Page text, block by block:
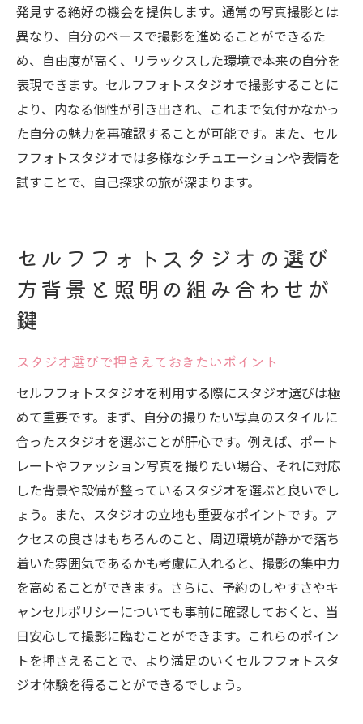
発見する絶好の機会を提供します。通常の写真撮影とは
異なり、自分のペースで撮影を進めることができるた
め、自由度が高く、リラックスした環境で本来の自分を
表現できます。セルフフォトスタジオで撮影することに
より、内なる個性が引き出され、これまで気付かなかっ
た自分の魅力を再確認することが可能です。また、セル
フフォトスタジオでは多様なシチュエーションや表情を
試すことで、自己探求の旅が深まります。
セルフフォトスタジオの選び
方背景と照明の組み合わせが
鍵
スタジオ選びで押さえておきたいポイント
セルフフォトスタジオを利用する際にスタジオ選びは極
めて重要です。まず、自分の撮りたい写真のスタイルに
合ったスタジオを選ぶことが肝心です。例えば、ポート
レートやファッション写真を撮りたい場合、それに対応
した背景や設備が整っているスタジオを選ぶと良いでし
ょう。また、スタジオの立地も重要なポイントです。ア
クセスの良さはもちろんのこと、周辺環境が静かで落ち
着いた雰囲気であるかも考慮に入れると、撮影の集中力
を高めることができます。さらに、予約のしやすさやキ
ャンセルポリシーについても事前に確認しておくと、当
日安心して撮影に臨むことができます。これらのポイン
トを押さえることで、より満足のいくセルフフォトスタ
ジオ体験を得ることができるでしょう。